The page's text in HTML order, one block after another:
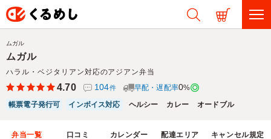
ムガル
ハラル・ベジタリアン対応のアジアン弁当
ムガル
4.70 104件 早配・遅配率0%
帳票電子発行可
インボイス対応 ヘルシー カレー オードブル
弁当一覧 口コミ カレンダー 配達エリア キャンセル規定